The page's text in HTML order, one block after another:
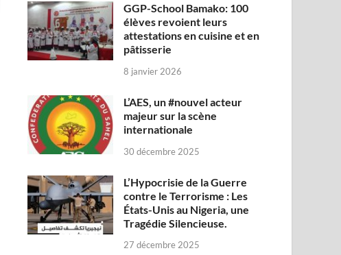
GGP-School Bamako: 100
élèves revoient leurs
attestations en cuisine et en
pâtisserie
8 janvier 2026
L’AES, un #nouvel acteur
majeur sur la scène
internationale
30 décembre 2025
L’Hypocrisie de la Guerre
contre le Terrorisme : Les
États-Unis au Nigeria, une
Tragédie Silencieuse.
27 décembre 2025